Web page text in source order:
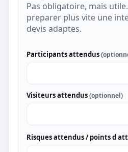
Pas obligatoire, mais
preparer plus vite une
devis adaptes.
Participants attendus
Visiteurs attendus(optionnel)
Risques attendus / points d